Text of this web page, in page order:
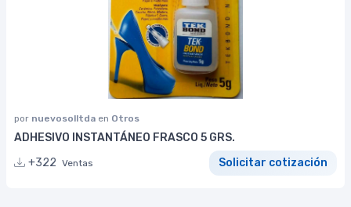
por nuevosolltda en Otros
ADHESIVO INSTANTÁNEO FRASCO 5 GRS.
+322 Ventas Solicitar cotización